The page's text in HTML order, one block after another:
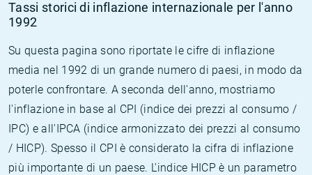
Tassi storici di inflazione internazionale per l'anno
1992
Su questa pagina sono riportate le cifre di inflazione
media nel 1992 di un grande numero di paesi, in modo da
poterle confrontare. A seconda dell'anno, mostriamo
l'inflazione in base al CPI (indice dei prezzi al consumo /
IPC) e all'IPCA (indice armonizzato dei prezzi al consumo
/ HICP). Spesso il CPI è considerato la cifra di inflazione
più importante di un paese. L'indice HICP è un parametro